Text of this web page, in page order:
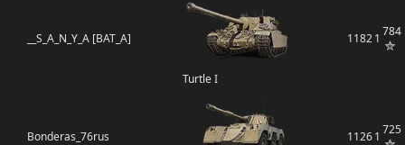
__S_A_N_Y_A [BAT_A]
Turtle I
11821 784
Bonderas_76rus 11261 725